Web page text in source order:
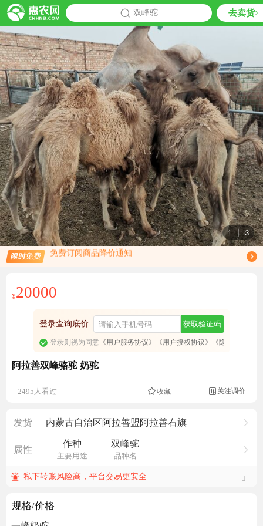
双峰驼 去卖货
1 3
免费订阅商品降价通知
¥20000
登录查询底价 获取验证码
登录则视为同意《用户服务协议》 《用户授权协议》 《隐私政策》
阿拉善双峰骆驼 奶驼
2495人看过 收藏 关注调价
发货 内蒙古自治区阿拉善盟阿拉善右旗
属性
作种
主要用途
双峰驼
品种名
私下转账风险高，平台交易更安全
规格/价格